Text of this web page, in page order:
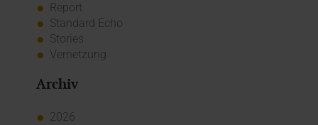
Report
Standard Echo
Stories
Vernetzung
Archiv
2026